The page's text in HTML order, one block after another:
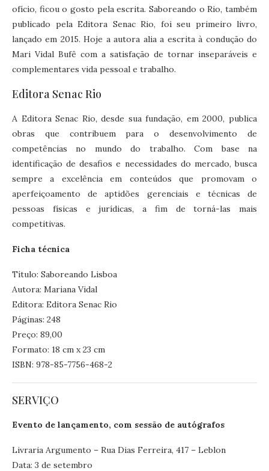
ofício, ficou o gosto pela escrita. Saboreando o Rio, também
publicado pela Editora Senac Rio, foi seu primeiro livro,
lançado em 2015. Hoje a autora alia a escrita à condução do
Mari Vidal Bufê com a satisfação de tornar inseparáveis e
complementares vida pessoal e trabalho.
Editora Senac Rio
A Editora Senac Rio, desde sua fundação, em 2000, publica
obras que contribuem para o desenvolvimento de
competências no mundo do trabalho. Com base na
identificação de desafios e necessidades do mercado, busca
sempre a excelência em conteúdos que promovam o
aperfeiçoamento de aptidões gerenciais e técnicas de
pessoas físicas e jurídicas, a fim de torná-las mais
competitivas.
Ficha técnica
Título: Saboreando Lisboa
Autora: Mariana Vidal
Editora: Editora Senac Rio
Páginas: 248
Preço: 89,00
Formato: 18 cm x 23 cm
ISBN: 978-85-7756-468-2
SERVIÇO
Evento de lançamento, com sessão de autógrafos
Livraria Argumento – Rua Dias Ferreira, 417 – Leblon
Data: 3 de setembro